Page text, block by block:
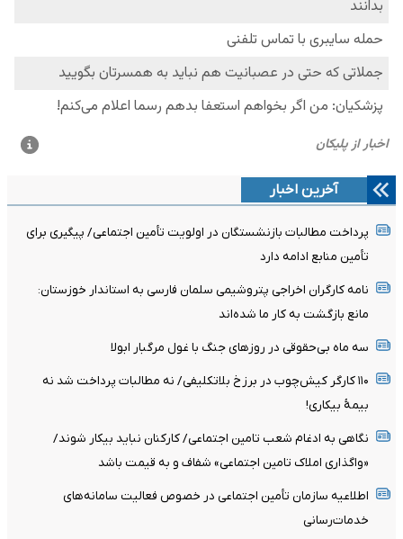
آخرین اخبار
پرداخت مطالبات بازنشستگان در اولویت تأمین اجتماعی/ پیگیری برای
تأمین منابع ادامه دارد
نامه کارگران اخراجی پتروشیمی سلمان فارسی به استاندار خوزستان:
مانع بازگشت به کار ما شده‌اند
سه ماه بی‌حقوقی در روزهای جنگ با غول مرگبار ابولا
۱۱۰ کارگر کیش‌چوب در برزخ بلاتکلیفی/ نه مطالبات پرداخت شد نه
بیمۀ بیکاری!
نگاهی به ادغام شعب تامین اجتماعی/ کارکنان نباید بیکار شوند/
«واگذاری املاک تامین اجتماعی» شفاف و به قیمت باشد
اطلاعیه سازمان تأمین اجتماعی در خصوص فعالیت سامانه‌های
خدمات‌رسانی